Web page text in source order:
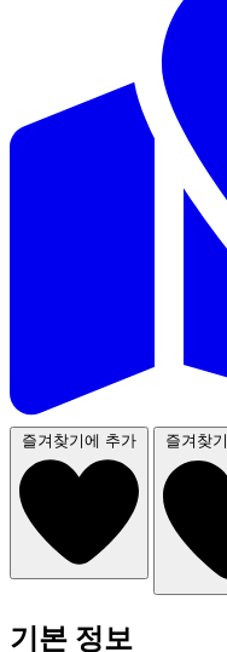
즐겨찾기에 추가 즐겨찾
기본 정보